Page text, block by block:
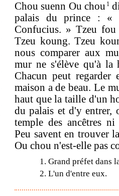
Chou suenn Ou chou 1
palais du prince : «
Confucius. » Tzeu
Tzeu koung. Tzeu
nous comparer aux
mur ne s'élève qu'à la
Chacun peut
maison a de beau. Le
haut que la taille d'un
du palais et d'y entrer,
temple des ancêtres
Peu savent en trouver
Ou chou n'est-elle pas
1. Grand préfet dans
2. L'un d'entre eux.